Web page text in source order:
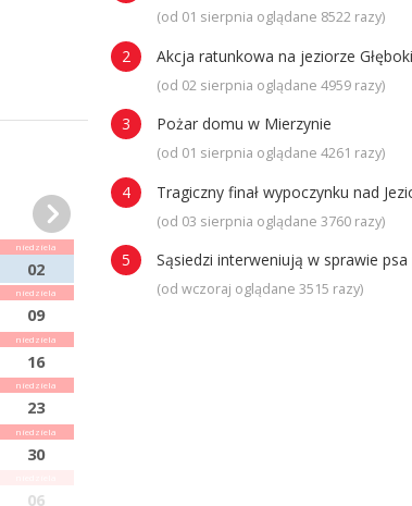
niedziela
02
niedziela
09
niedziela
16
niedziela
23
niedziela
30
06
(od 01 sierpnia oglądane 8522 razy)
Akcja ratunkowa na jeziorze
(od 02 sierpnia oglądane 4959 razy)
Pożar domu w Mierzynie
(od 01 sierpnia oglądane 4261 razy)
Tragiczny finał wypoczynku nad
(od 03 sierpnia oglądane 3760 razy)
Sąsiedzi interweniują w sprawie
(od wczoraj oglądane 3515 razy)